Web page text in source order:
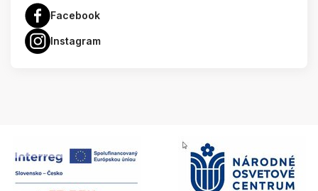
Facebook
Instagram